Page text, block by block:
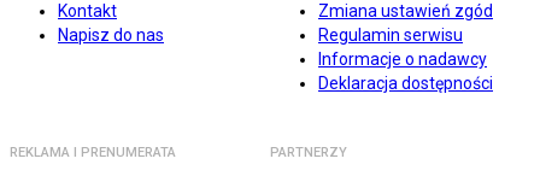
Kontakt
Napisz do nas
Zmiana ustawień zgód
Regulamin serwisu
Informacje o nadawcy
Deklaracja dostępności
REKLAMA I PRENUMERATA PARTNERZY